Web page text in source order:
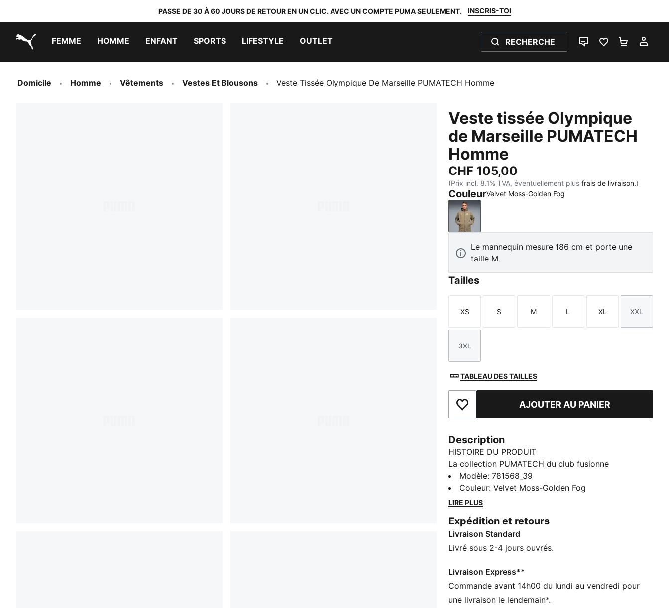
PASSE DE 30 À 60 JOURS DE RETOUR EN UN CLIC. AVEC UN COMPTE PUMA SEULEMENT. INSCRIS-TOI
FEMME HOMME ENFANT SPORTS LIFESTYLE OUTLET RECHERCHE
LIVE CHATFAVORIS 0PANIER 0
Domicile Homme Vêtements Vestes Et Blousons Veste Tissée Olympique De Marseille PUMATECH Homme
Veste tissée Olympique
de Marseille PUMATECH
Homme
CHF 105,00
(Prix incl. 8.1% TVA, éventuellement plusfrais de livraison.)
CouleurVelvet Moss-Golden Fog
Velvet Moss-Golden Fog
Le mannequin mesure 186 cm et porte une
taille M.
Tailles
Taille
XS
Taille
S
Taille
M
Taille
L
Taille
XL
Taille
XXL
Taille
3XL
TABLEAU DES TAILLES
Ajouter aux favorisAJOUTER AU PANIER
Description
HISTOIRE DU PRODUIT
La collection PUMATECH du club fusionne
technologie de pointe et histoire du club. Conçue
pour les fans authentique, elle mise sur des matières
innovantes et des conceptions ingénieuses pour offrir
et style assurés. Pour t’entraîner ou pour soutenir ton
équipe, cette ligne tire parti des meilleures
innovations de PUMA. Laisse-toi porter par la soif de
CARACTÉRISTIQUES + AVANTAGES
windCELL : technologie conçue pour te protéger du
vent et te maintenir à l’aise pendant tes activités
Modèle:781568_39
Couleur:Velvet Moss-Golden Fog
LIRE PLUS
Expédition et retours
Livraison Standard
Livré sous 2-4 jours ouvrés.
Livraison Express**
Commande avant 14h00 du lundi au vendredi pour
une livraison le lendemain*.